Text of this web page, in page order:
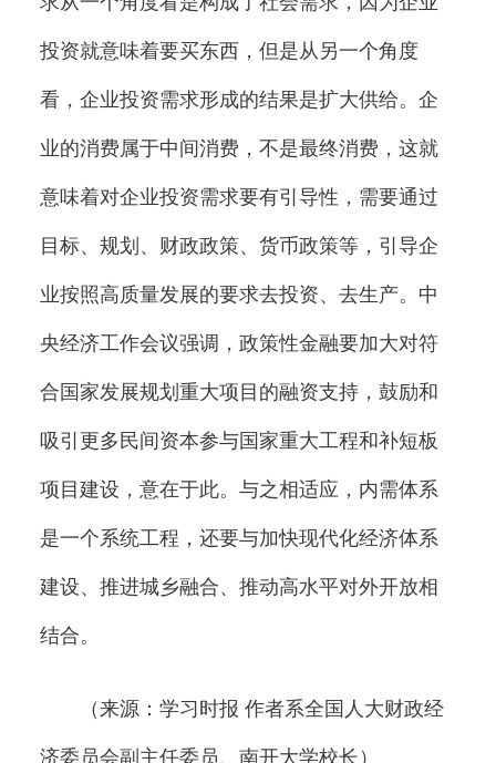
投资就意味着要买东西，但是从另一个角度
看，企业投资需求形成的结果是扩大供给。企
业的消费属于中间消费，不是最终消费，这就
意味着对企业投资需求要有引导性，需要通过
目标、规划、财政政策、货币政策等，引导企
业按照高质量发展的要求去投资、去生产。中
央经济工作会议强调，政策性金融要加大对符
合国家发展规划重大项目的融资支持，鼓励和
吸引更多民间资本参与国家重大工程和补短板
项目建设，意在于此。与之相适应，内需体系
是一个系统工程，还要与加快现代化经济体系
建设、推进城乡融合、推动高水平对外开放相
结合。
（来源：学习时报 作者系全国人大财政经
济委员会副主任委员、南开大学校长）